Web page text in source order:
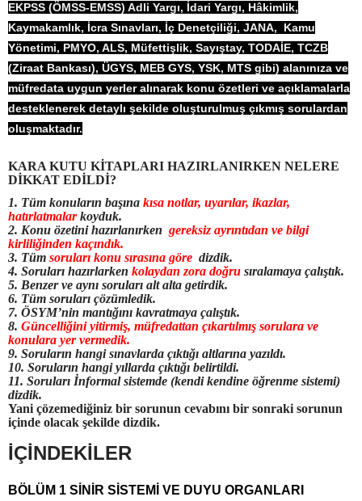
EKPSS (ÖMSS-EMSS) Adli Yargı, İdari Yargı, Hâkimlik,
Kaymakamlık, İcra Sınavları, İç Denetçiliği, JANA, Kamu
Yönetimi, PMYO, ALS, Müfettişlik, Sayıştay, TODAİE, TCZB
(Ziraat Bankası), ÜGYS, MEB GYS, YSK, MTS gibi) alanınıza ve
müfredata uygun yerler alınarak konu özetleri ve açıklamalarla
desteklenerek detaylı şekilde oluşturulmuş çıkmış sorulardan
oluşmaktadır.
KARA KUTU KİTAPLARI HAZIRLANIRKEN NELERE
DİKKAT EDİLDİ?
1. Tüm konuların başına kısa notlar, uyarılar, ikazlar,
hatırlatmalar koyduk.
2. Konu özetini hazırlanırken gereksiz ayrıntıdan ve bilgi
kirliliğinden kaçındık.
3. Tüm soruları konu sırasına göre dizdik.
4. Soruları hazırlarken kolaydan zora doğru sıralamaya çalıştık.
5. Benzer ve aynı soruları alt alta getirdik.
6. Tüm soruları çözümledik.
7. ÖSYM’nin mantığını kavratmaya çalıştık.
8. Güncelliğini yitirmiş, müfredattan çıkartılmış sorulara ve
konulara yer vermedik.
9. Soruların hangi sınavlarda çıktığı altlarına yazıldı.
10. Soruların hangi yıllarda çıktığı belirtildi.
11. Soruları İnformal sistemde (kendi kendine öğrenme sistemi)
dizdik.
Yani çözemediğiniz bir sorunun cevabını bir sonraki sorunun
içinde olacak şekilde dizdik.
İÇİNDEKİLER
BÖLÜM 1 SİNİR SİSTEMİ VE DUYU ORGANLARI